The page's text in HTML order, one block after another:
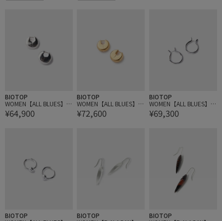
BIOTOP
WOMEN【ALL BLUES】Di
sc earring Pollished silver
¥64,900
BIOTOP
WOMEN【ALL BLUES】Di
sc earring pollished gold
¥72,600
BIOTOP
WOMEN【ALL BLUES】B
alloon earrings polished
¥69,300
BIOTOP
BIOTOP
BIOTOP